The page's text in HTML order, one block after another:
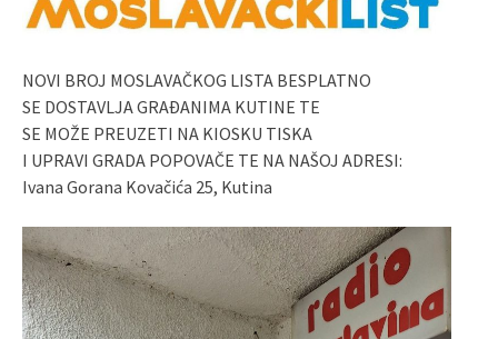
NOVI BROJ MOSLAVAČKOG LISTA BESPLATNO
SE DOSTAVLJA GRAĐANIMA KUTINE TE
SE MOŽE PREUZETI NA KIOSKU TISKA
I UPRAVI GRADA POPOVAČE TE NA NAŠOJ ADRESI:
Ivana Gorana Kovačića 25, Kutina